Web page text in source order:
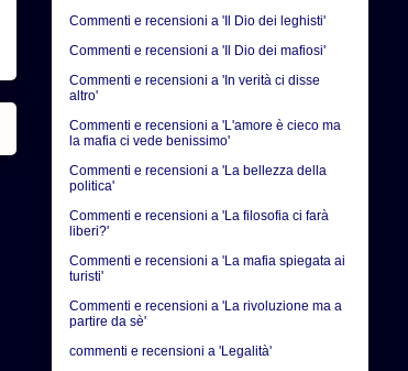
Commenti e recensioni a 'Il Dio dei leghisti'
Commenti e recensioni a 'Il Dio dei mafiosi'
Commenti e recensioni a 'In verità ci disse
altro'
Commenti e recensioni a 'L'amore è cieco ma
la mafia ci vede benissimo'
Commenti e recensioni a 'La bellezza della
politica'
Commenti e recensioni a 'La filosofia ci farà
liberi?'
Commenti e recensioni a 'La mafia spiegata ai
turisti'
Commenti e recensioni a 'La rivoluzione ma a
partire da sè'
commenti e recensioni a 'Legalità'